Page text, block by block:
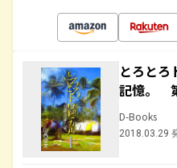
とろと
記憶。
D-Books
2018.03.29